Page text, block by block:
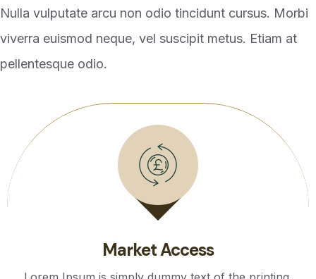
Nulla vulputate arcu non odio tincidunt cursus. Morbi
viverra euismod neque, vel suscipit metus. Etiam at
pellentesque odio.
Market Access